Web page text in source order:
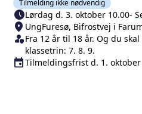
Tilmelding ikke nødvendig
Næste lektion
scheduleLørdag d. 3. oktober 10.00-
Sted/Adresse
location_on UngFuresø, Bifrostvej i
Klasse/Aldersbegrænsning
person_shieldFra 12 år til 18 år. Og du
klassetrin: 7. 8. 9.
Tilmeldingsfrist
eventTilmeldingsfrist d. 1. oktober